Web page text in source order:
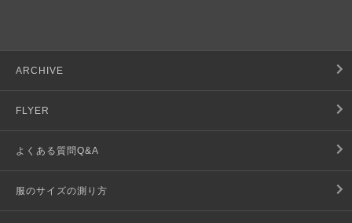
ARCHIVE
FLYER
よくある質問Q&A
服のサイズの測り方